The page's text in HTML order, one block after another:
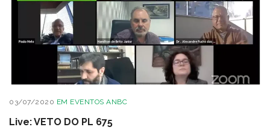
03/07/2020 EM EVENTOS ANBC
Live: VETO DO PL 675